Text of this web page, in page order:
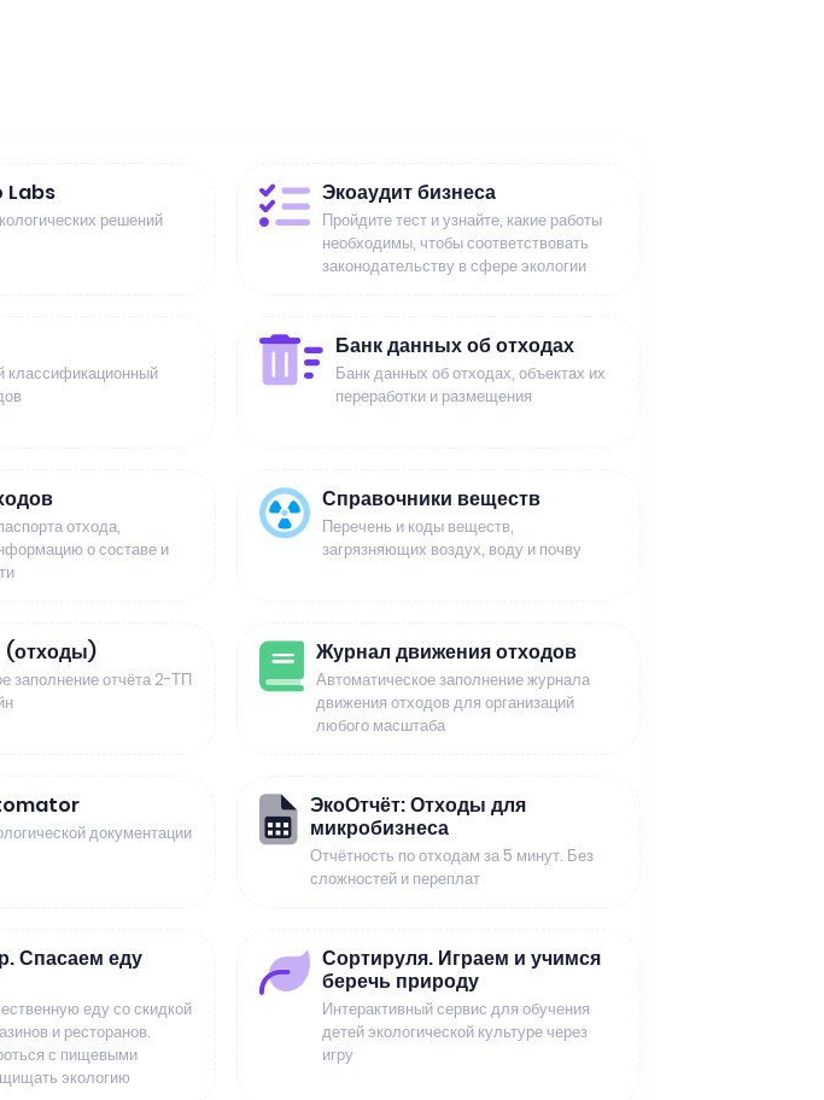
Labs
решений
Экоаудит бизнеса
Пройдите тест и узнайте, какие работы
необходимы, чтобы соответствовать
законодательству в сфере экологии
классификационный
Банк данных об отходах
Банк данных об отходах, объектах их
переработки и размещения
отхода,
о составе и
Справочники веществ
Перечень и коды веществ,
загрязняющих воздух, воду и почву
(отходы)
заполнение отчёта 2-ТП
Журнал движения отходов
Автоматическое заполнение журнала
движения отходов для организаций
любого масштаба
документации
ЭкоОтчёт: Отходы для
микробизнеса
Отчётность по отходам за 5 минут. Без
сложностей и переплат
Спасаем еду
еду со скидкой
и ресторанов.
с пищевыми
экологию
Сортируля. Играем и учимся
беречь природу
Интерактивный сервис для обучения
детей экологической культуре через
игру